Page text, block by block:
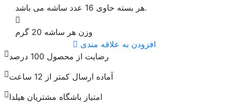
هر بسته حاوی 16 عدد ساشه می باشد.
وزن هر ساشه 20 گرم
افزودن به علاقه مندی
رضایت از محصول 100 درصد
آماده ارسال کمتر از 12 ساعت
امتیاز باشگاه مشتریان هیلدا